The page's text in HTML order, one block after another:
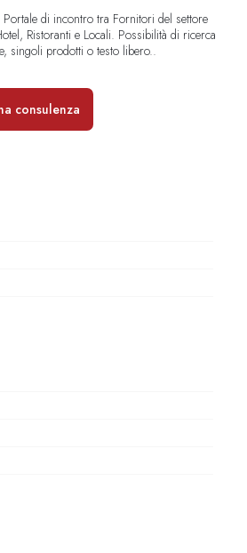
di incontro tra Fornitori del settore
Ristoranti e Locali. Possibilità di ricerca
singoli prodotti o testo libero..
consulenza